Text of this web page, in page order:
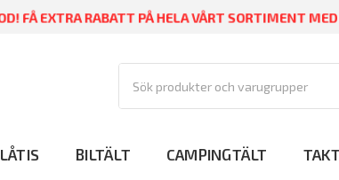
FÅ EXTRA RABATT PÅ HELA VÅRT SORTIMENT
BILTÄLT CAMPINGTÄLT